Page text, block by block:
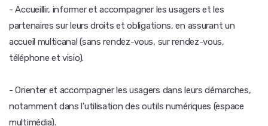
- Accueillir, informer et accompagner les usagers et les
partenaires sur leurs droits et obligations, en assurant un
accueil multicanal (sans rendez-vous, sur rendez-vous,
téléphone et visio).
- Orienter et accompagner les usagers dans leurs démarches,
notamment dans l'utilisation des outils numériques (espace
multimédia).